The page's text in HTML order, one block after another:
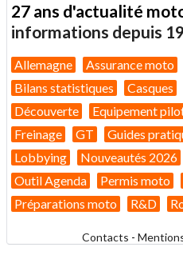
27 ans d'actualité
informations depuis
Allemagne Assurance moto
Bilans statistiques
Casques
Découverte
Equipement
Freinage
GT Guides
Lobbying
Nouveautés 2026
Outil Agenda
Permis moto
Préparations moto
R&D
Contacts -